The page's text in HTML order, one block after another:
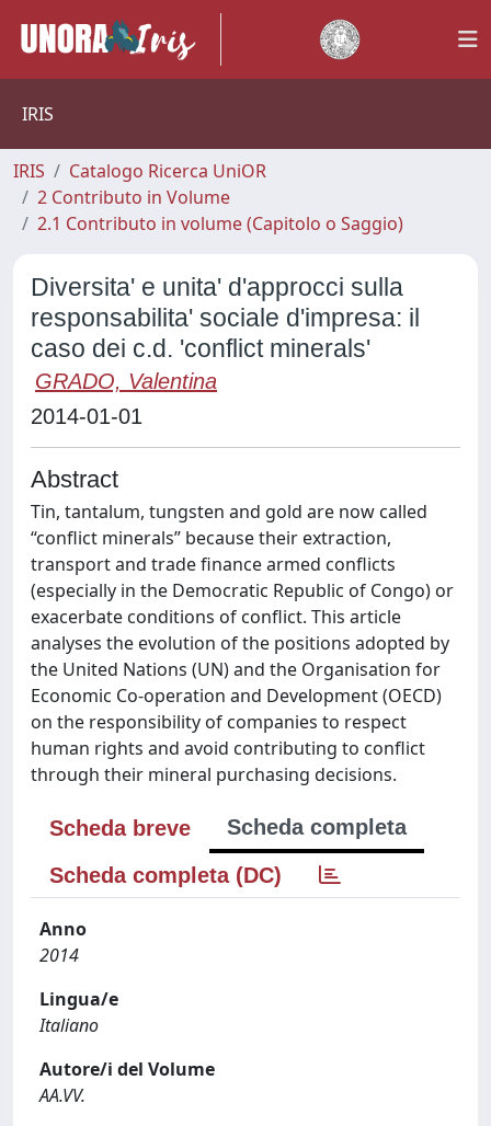
IRIS
IRIS
Catalogo Ricerca UniOR
2 Contributo in Volume
2.1 Contributo in volume (Capitolo o Saggio)
Diversita' e unita' d'approcci sulla
responsabilita' sociale d'impresa: il
caso dei c.d. 'conflict minerals'
GRADO, Valentina
2014-01-01
Abstract
Tin, tantalum, tungsten and gold are now called
“conflict minerals” because their extraction,
transport and trade finance armed conflicts
(especially in the Democratic Republic of Congo) or
exacerbate conditions of conflict. This article
analyses the evolution of the positions adopted by
the United Nations (UN) and the Organisation for
Economic Co-operation and Development (OECD)
on the responsibility of companies to respect
human rights and avoid contributing to conflict
through their mineral purchasing decisions.
Scheda breve
Scheda completa
Scheda completa (DC)
Anno
2014
Lingua/e
Italiano
Autore/i del Volume
AA.VV.